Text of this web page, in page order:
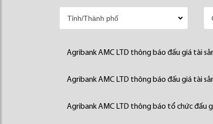
Agribank AMC LTD thông báo đấu giá tài
Agribank AMC LTD thông báo đấu giá tài
Agribank AMC LTD thông báo tổ chức đấu